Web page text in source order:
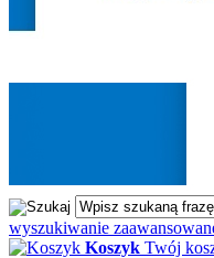
wyszukiwanie
Koszyk Twój